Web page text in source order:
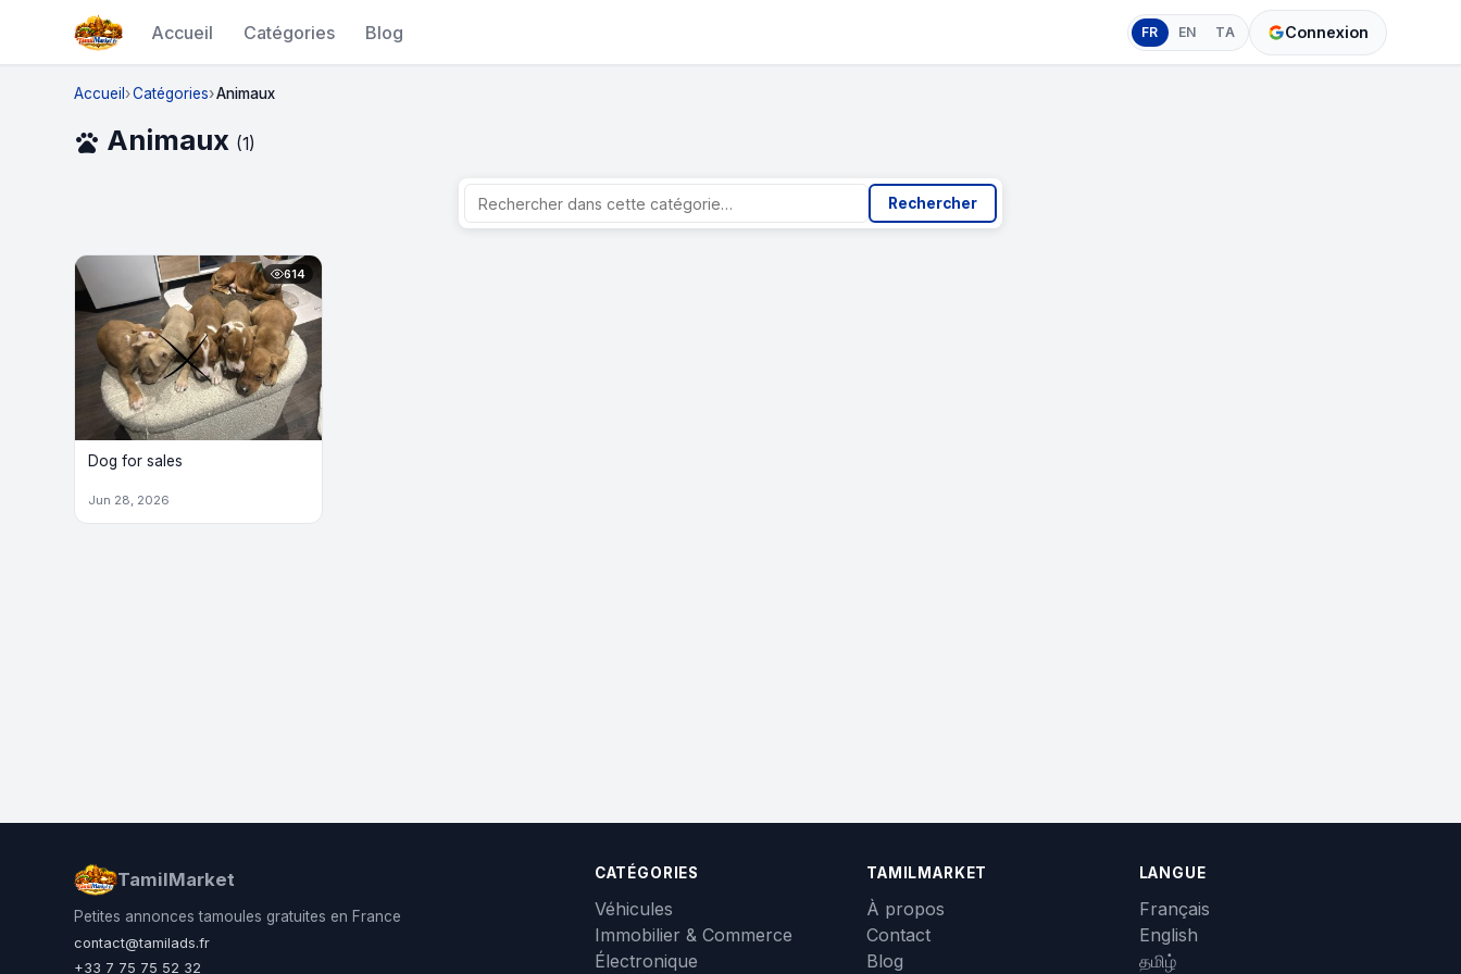
Accueil Catégories Blog FR EN TA Connexion
Accueil Catégories Animaux
pets Animaux (1)
Rechercher
614
Dog for sales
Jun 28, 2026
TamilMarket
Petites annonces tamoules gratuites en France
contact@tamilads.fr
+33 7 75 75 52 32
CATÉGORIES
Véhicules
Immobilier & Commerce
Électronique
TAMILMARKET
À propos
Contact
Blog
LANGUE
Français
English
தமிழ்